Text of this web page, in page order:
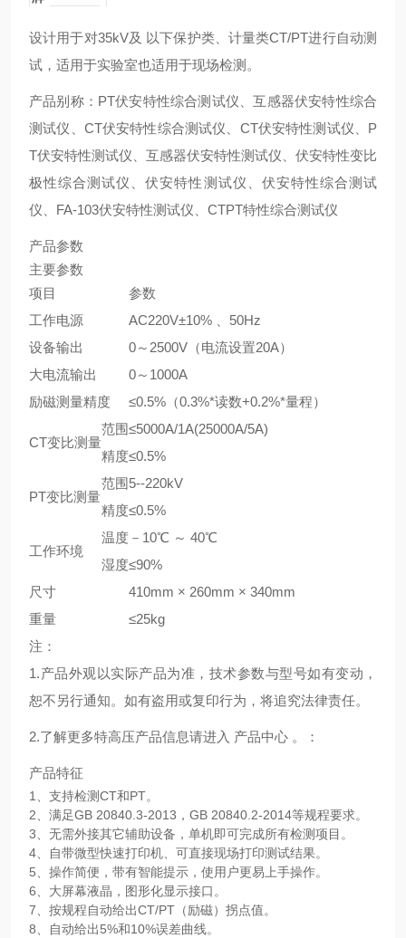
设计用于对35kV及 以下保护类、计量类CT/PT进行自动测
试，适用于实验室也适用于现场检测。
产品别称：PT伏安特性综合测试仪、互感器伏安特性综合
测试仪、CT伏安特性综合测试仪、CT伏安特性测试仪、P
T伏安特性测试仪、互感器伏安特性测试仪、伏安特性变比
极性综合测试仪、伏安特性测试仪、伏安特性综合测试
仪、FA-103伏安特性测试仪、CTPT特性综合测试仪
产品参数
主要参数
项目
参数
工作电源
AC220V±10% 、50Hz
设备输出
0～2500V（电流设置20A）
大电流输出
0～1000A
励磁测量精度
≤0.5%（0.3%*读数+0.2%*量程）
CT变比测量
范围≤5000A/1A(25000A/5A)
精度≤0.5%
PT变比测量
范围 5--220kV
精度≤0.5%
工作环境
温度 －10℃ ～ 40℃
湿度≤90%
尺寸
410mm × 260mm × 340mm
重量
≤25kg
注：
1.产品外观以实际产品为准，技术参数与型号如有变动，
恕不另行通知。如有盗用或复印行为，将追究法律责任。
2.了解更多特高压产品信息请进入 产品中心 。：
产品特征
1、支持检测CT和PT。
2、满足GB 20840.3-2013，GB 20840.2-2014等规程要求。
3、无需外接其它辅助设备，单机即可完成所有检测项目。
4、自带微型快速打印机、可直接现场打印测试结果。
5、操作简便，带有智能提示，使用户更易上手操作。
6、大屏幕液晶，图形化显示接口。
7、按规程自动给出CT/PT（励磁）拐点值。
8、自动给出5%和10%误差曲线。